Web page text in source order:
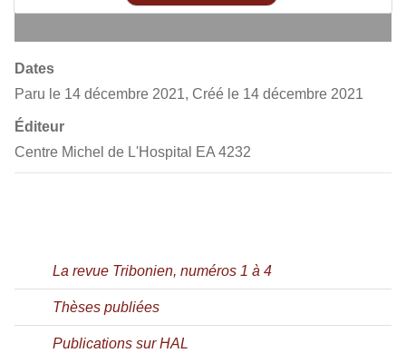
Dates
Paru le 14 décembre 2021, Créé le 14 décembre 2021
Éditeur
Centre Michel de L'Hospital EA 4232
La revue Tribonien, numéros 1 à 4
Thèses publiées
Publications sur HAL